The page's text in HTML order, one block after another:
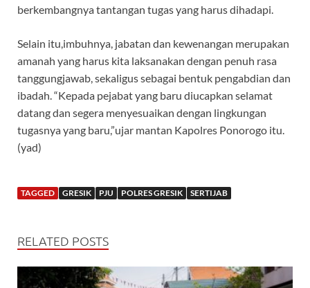
berkembangnya tantangan tugas yang harus dihadapi.
Selain itu,imbuhnya, jabatan dan kewenangan merupakan
amanah yang harus kita laksanakan dengan penuh rasa
tanggungjawab, sekaligus sebagai bentuk pengabdian dan
ibadah. “Kepada pejabat yang baru diucapkan selamat
datang dan segera menyesuaikan dengan lingkungan
tugasnya yang baru,”ujar mantan Kapolres Ponorogo itu.
(yad)
TAGGED GRESIK PJU POLRES GRESIK SERTIJAB
RELATED POSTS